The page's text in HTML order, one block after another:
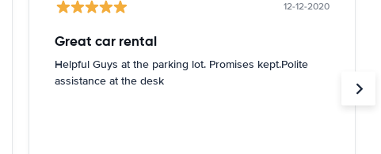
12-12-2020
Great car rental
Helpful Guys at the parking lot. Promises kept.Polite
assistance at the desk